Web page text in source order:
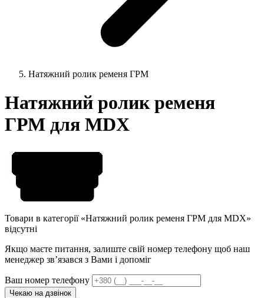
Натяжний ролик ременя ГРМ
Натяжний ролик ременя
ГРМ для MDX
Товари в категорії «Натяжний ролик ременя ГРМ для MDX»
відсутні
Якщо маєте питання, залиште свій номер телефону щоб наш
менеджер звʼязався з Вами і допоміг
Ваш номер телефону
Чекаю на дзвінок